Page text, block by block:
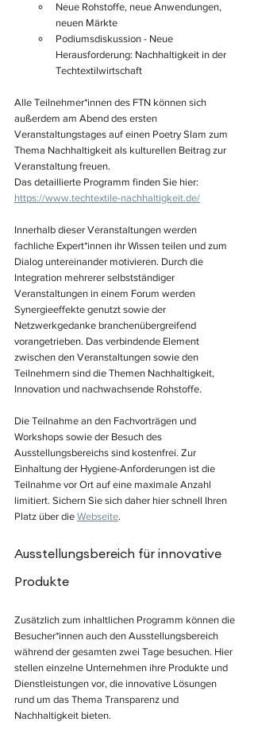
Neue Rohstoffe, neue Anwendungen,
neuen Märkte
Podiumsdiskussion - Neue
Herausforderung: Nachhaltigkeit in der
Techtextilwirtschaft
Alle Teilnehmer*innen des FTN können sich
außerdem am Abend des ersten
Veranstaltungstages auf einen Poetry Slam zum
Thema Nachhaltigkeit als kulturellen Beitrag zur
Veranstaltung freuen.
Das detaillierte Programm finden Sie hier:
https://www.techtextile-nachhaltigkeit.de/
Innerhalb dieser Veranstaltungen werden
fachliche Expert*innen ihr Wissen teilen und zum
Dialog untereinander motivieren. Durch die
Integration mehrerer selbstständiger
Veranstaltungen in einem Forum werden
Synergieeffekte genutzt sowie der
Netzwerkgedanke branchenübergreifend
vorangetrieben. Das verbindende Element
zwischen den Veranstaltungen sowie den
Teilnehmern sind die Themen Nachhaltigkeit,
Innovation und nachwachsende Rohstoffe.
Die Teilnahme an den Fachvorträgen und
Workshops sowie der Besuch des
Ausstellungsbereichs sind kostenfrei. Zur
Einhaltung der Hygiene-Anforderungen ist die
Teilnahme vor Ort auf eine maximale Anzahl
limitiert. Sichern Sie sich daher hier schnell Ihren
Platz über die Webseite.
Ausstellungsbereich für innovative
Produkte
Zusätzlich zum inhaltlichen Programm können die
Besucher*innen auch den Ausstellungsbereich
während der gesamten zwei Tage besuchen. Hier
stellen einzelne Unternehmen ihre Produkte und
Dienstleistungen vor, die innovative Lösungen
rund um das Thema Transparenz und
Nachhaltigkeit bieten.